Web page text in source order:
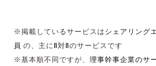
※掲載しているサービスはシェアリング
員 の、主にn対nのサービスです
※基本順不同ですが、 理事幹事企業のサ